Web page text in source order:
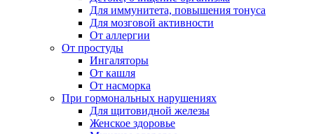
Для иммунитета, повышения тонуса
Для мозговой активности
От аллергии
От простуды
Ингаляторы
От кашля
От насморка
При гормональных нарушениях
Для щитовидной железы
Женское здоровье